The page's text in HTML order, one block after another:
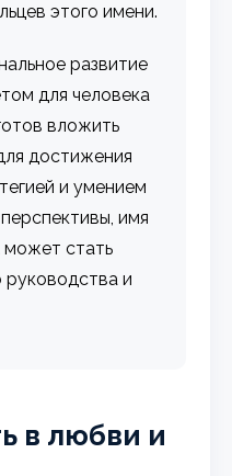
этого имени.
развитие
для человека
вложить
достижения
и умением
имя
может стать
руководства и
в любви и